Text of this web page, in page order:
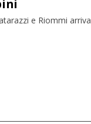
e Riommi arriva